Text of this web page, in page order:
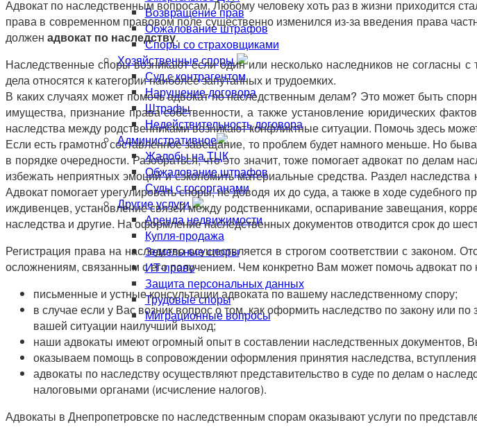
Возвращение прав
Обжалование штрафов
Споры со страховщиками
Хозяйственные споры
Суд с контрагентом
Нарушение договора
Штрафы
Недействительность договора
Административное
Жалобы на ТЦК
Обжалование штрафов
Суды с госорганами
Другие услуги
Аренда недвижимости
Купля-продажа
Земельные споры
ИТ-право
Защита персональных данных
Трудовые споры
Миграционные вопросы
Адвокат по наследственным вопросам. Любому человеку хоть раз в жизни приходится
права в современном правовом поле существенно изменился из-за введения права
должен адвокат по наследству.
Наследственные споры возникают если один или несколько наследников не
дела относятся к категории наиболее запутанных и трудоемких.
В каких случаях может помочь адвокат по наследственным делам? Это может быть
имущества, признание права собственности, а также установление юридических
наследства между родственниками возникают конфликтные ситуации. Помочь здесь
Если есть грамотно составленное завещание, то проблем будет намного меньше. Но
в порядке очередности. Разобраться, что это значит, тоже помогает адвокат по делам
избежать неприятных эмоций и сэкономить материальные средства. Раздел
Адвокат помогает урегулировать споры, не доводя их до суда, а также в ходе
иждивенцев, установление связей между родственниками, оспаривание завещания,
наследства и другие. На оформление наследственных документов отводится срок до
Регистрация права на наследство осуществляется в строгом соответствии с законом.
осложнениям, связанным с его получением. Чем конкретно Вам может помочь адвокат
письменные и устные консультации адвоката по вашему наследственному спору;
в случае если у Вас возник вопрос о том, как оформить наследство по закону или
вашей ситуации наилучший выход;
наши адвокаты имеют огромный опыт в составлении наследственных
оказываем помощь в сопровождении оформления принятия наследства,
адвокаты по наследству осуществляют представительство в суде по делам о
налоговыми органами (исчисление налогов).
Адвокаты в Днепропетровске по наследственным спорам оказывают услуги по